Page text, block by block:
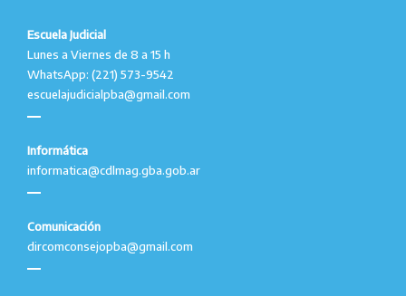
Escuela Judicial
Lunes a Viernes de 8 a 15 h
WhatsApp: (221) 573-9542
escuelajudicialpba@gmail.com
Informática
informatica@cdlmag.gba.gob.ar
Comunicación
dircomconsejopba@gmail.com